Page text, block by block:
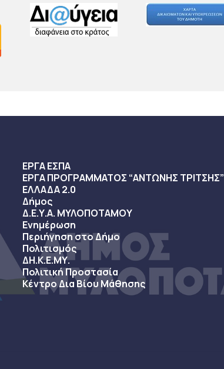
ΕΡΓΑ ΕΣΠΑ
ΕΡΓΑ ΠΡΟΓΡΑΜΜΑΤΟΣ “ΑΝΤΩΝΗΣ ΤΡΙΤΣΗΣ”
ΕΛΛΑΔΑ 2.0
Δήμος
Δ.Ε.Υ.Α. ΜΥΛΟΠΟΤΑΜΟΥ
Ενημέρωση
Περιήγηση στο Δήμο
Πολιτισμός
ΔΗ.Κ.Ε.ΜΥ.
Πολιτική Προστασία
Κέντρο Δια Βίου Μάθησης